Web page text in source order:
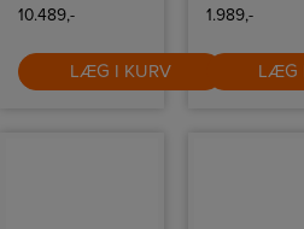
effektivt LED-lys
og let afrimning.
10.489,-
LÆG I KURV
at riste kun
ene side af
1.989,-
LÆG